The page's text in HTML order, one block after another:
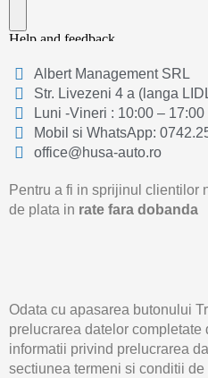
Albert Management SRL
Str. Livezeni 4 a (langa
Luni -Vineri : 10:00 – 17:00
Mobil si WhatsApp:
office@husa-auto.ro
Pentru a fi in sprijinul clientilor
de plata in rate fara dobanda
Odata cu apasarea butonului
prelucrarea datelor completate
informatii privind prelucrarea
sectiunea termeni si conditii